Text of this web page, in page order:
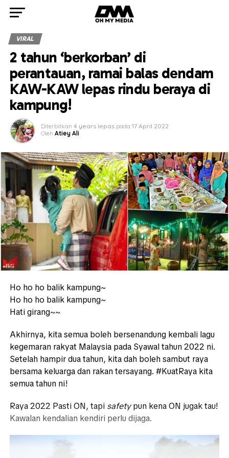
VIRAL
2 tahun ‘berkorban’ di
perantauan, ramai balas dendam
KAW-KAW lepas rindu beraya di
kampung!
Diterbitkan 4 years lepas pada 17 April 2022
Oleh Atiey Ali
Ho ho ho balik kampung~
Ho ho ho balik kampung~
Hati girang~~
Akhirnya, kita semua boleh bersenandung kembali lagu
kegemaran rakyat Malaysia pada Syawal tahun 2022 ni.
Setelah hampir dua tahun, kita dah boleh sambut raya
bersama keluarga dan rakan tersayang. #KuatRaya kita
semua tahun ni!
Raya 2022 Pasti ON, tapi safetypun kena ON jugak tau!
Kawalan kendalian kendiri perlu dijaga.